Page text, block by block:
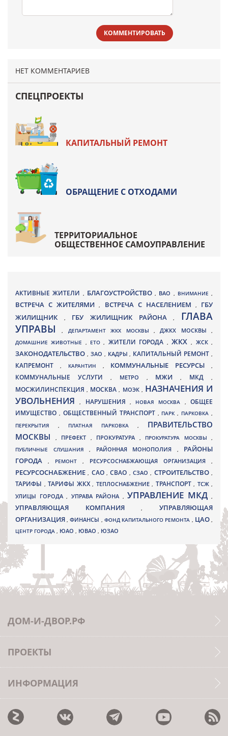
КОММЕНТИРОВАТЬ
НЕТ КОММЕНТАРИЕВ
СПЕЦПРОЕКТЫ
КАПИТАЛЬНЫЙ РЕМОНТ
ОБРАЩЕНИЕ С ОТХОДАМИ
ТЕРРИТОРИАЛЬНОЕ
ОБЩЕСТВЕННОЕ САМОУПРАВЛЕНИЕ
АКТИВНЫЕ ЖИТЕЛИ , БЛАГОУСТРОЙСТВО , ВАО , ВНИМАНИЕ ,
ВСТРЕЧА С ЖИТЕЛЯМИ, ВСТРЕЧА С НАСЕЛЕНИЕМ , ГБУ
ЖИЛИЩНИК
, ГБУ ЖИЛИЩНИК РАЙОНА, ГЛАВА
УПРАВЫ, ДЕПАРТАМЕНТ ЖКХ МОСКВЫ ,ДЖКХ МОСКВЫ ,
ДОМАШНИЕ ЖИВОТНЫЕ , ЕТО, ЖИТЕЛИ ГОРОДА , ЖКХ, ЖСК,
ЗАКОНОДАТЕЛЬСТВО , ЗАО , КАДРЫ, КАПИТАЛЬНЫЙ РЕМОНТ ,
КАПРЕМОНТ , КАРАНТИН , КОММУНАЛЬНЫЕ РЕСУРСЫ,
КОММУНАЛЬНЫЕ УСЛУГИ , МЕТРО , МЖИ, МКД ,
МОСЖИЛИНСПЕКЦИЯ, МОСКВА , МОЭК , НАЗНАЧЕНИЯ И
УВОЛЬНЕНИЯ, НАРУШЕНИЯ , НОВАЯ МОСКВА ,ОБЩЕЕ
ИМУЩЕСТВО , ОБЩЕСТВЕННЫЙ ТРАНСПОРТ , ПАРК, ПАРКОВКА ,
ПЕРЕКРЫТИЯ , ПЛАТНАЯ ПАРКОВКА , ПРАВИТЕЛЬСТВО
МОСКВЫ
, ПРЕФЕКТ , ПРОКУРАТУРА , ПРОКУРАТУРА МОСКВЫ ,
ПУБЛИЧНЫЕ СЛУШАНИЯ , РАЙОННАЯ МОНОПОЛИЯ , РАЙОНЫ
ГОРОДА
, РЕМОНТ , РЕСУРСОСНАБЖАЮЩАЯ ОРГАНИЗАЦИЯ ,
РЕСУРСОСНАБЖЕНИЕ, САО,СВАО ,СЗАО, СТРОИТЕЛЬСТВО,
ТАРИФЫ , ТАРИФЫ ЖКХ , ТЕПЛОСНАБЖЕНИЕ , ТРАНСПОРТ , ТСЖ ,
УЛИЦЫ ГОРОДА , УПРАВА РАЙОНА , УПРАВЛЕНИЕ МКД ,
УПРАВЛЯЮЩАЯ КОМПАНИЯ,УПРАВЛЯЮЩАЯ
ОРГАНИЗАЦИЯ,ФИНАНСЫ , ФОНД КАПИТАЛЬНОГО РЕМОНТА , ЦАО,
ЦЕНТР ГОРОДА , ЮАО , ЮВАО , ЮЗАО
ДОМ-И-ДВОР.РФ
ПРОЕКТЫ
ИНФОРМАЦИЯ